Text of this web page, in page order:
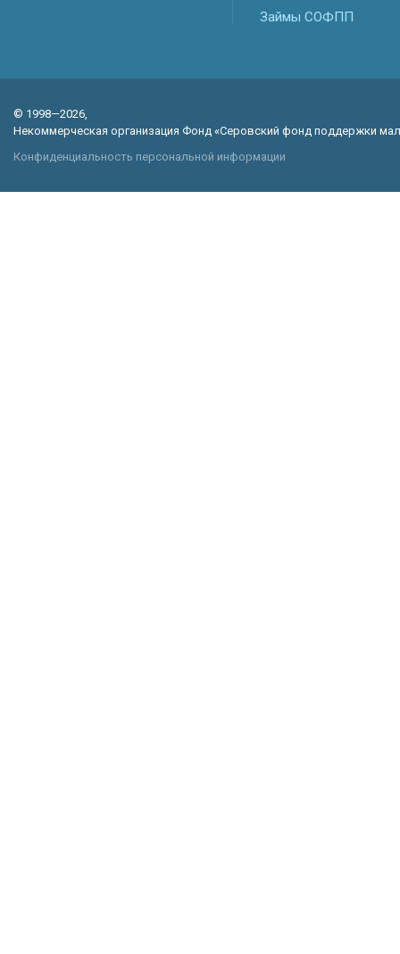
Займы СОФПП
© 1998—2026,
Некоммерческая организация Фонд «Серовский фонд поддержки
Конфиденциальность персональной информации